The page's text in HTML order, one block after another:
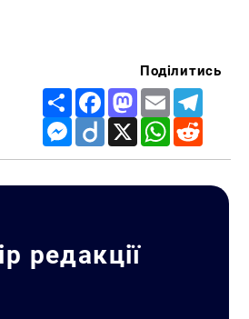
Поділитись
Share FacebookMastodon
Email
Messenger
Diigo X WhatsApp
редакції